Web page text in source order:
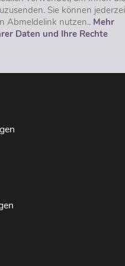
Sie können
Abmeldelink nutzen.. Mehr
Daten und Ihre Rechte